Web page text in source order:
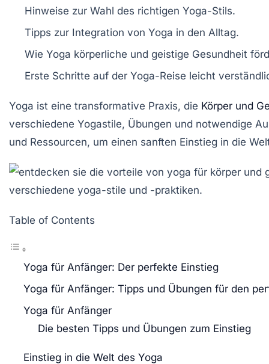
Hinweise zur Wahl des richtigen Yoga-Stils.
Tipps zur Integration von Yoga in den Alltag.
Wie Yoga körperliche und geistige Gesundheit
Erste Schritte auf der Yoga-Reise leicht
Yoga ist eine transformative Praxis, die Körper und
verschiedene Yogastile, Übungen und notwendige
und Ressourcen, um einen sanften Einstieg in die
Table of Contents
Yoga für Anfänger: Der perfekte Einstieg
Yoga für Anfänger: Tipps und Übungen für den
Yoga für Anfänger
Die besten Tipps und Übungen zum Einstieg
Einstieg in die Welt des Yoga